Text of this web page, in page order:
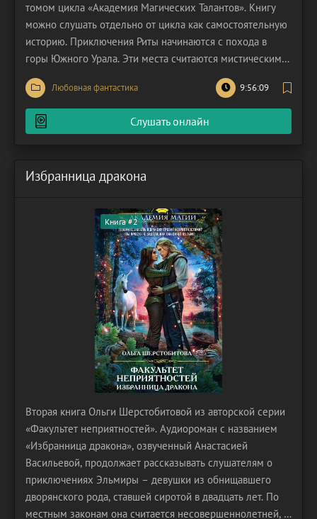
томом цикла «Академия Магических Талантов». Книгу
можно слушать отдельно от цикла как самостоятельную
историю. Приключения Риты начинаются с похода в
горы Южного Урала. Эти места считаются мистическими,
а их история таинственна. Среди камней на самой
вершине горы Иремель Рита обнаруживает золотой
медальон, украшенный руническими надписями. Ох, не
Любовная фантастика 9:56:09
Слушать онлайн
Избранница дракона
Книга #2
Вторая книга Ольги Шерстобитовой из авторской серии
«Факультет неприятностей». Аудиороман с названием
«Избранница дракона», озвученный Анастасией
Васильевой, продолжает рассказывать слушателям о
приключениях Эльмиры – девушки из обнищавшего
дворянского рода, ставшей сиротой в двадцать лет. По
местным законам она считается несовершеннолетней, а